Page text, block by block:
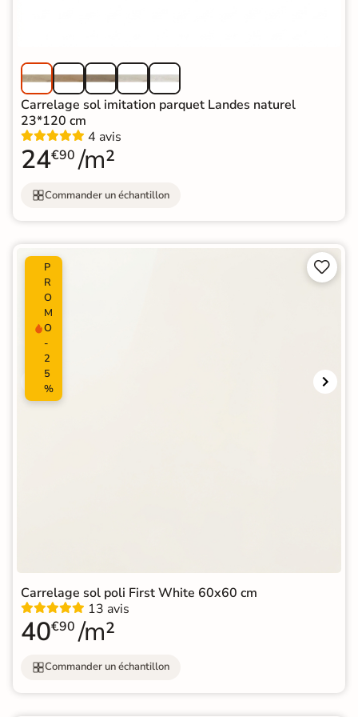
Carrelage sol imitation parquet Landes naturel
23*120 cm
4 avis
24€90 /m²
Commander un échantillon
P
R
O
M
O
-
2
5
%


Carrelage sol poli First White 60x60 cm
13 avis
40€90 /m²
Commander un échantillon